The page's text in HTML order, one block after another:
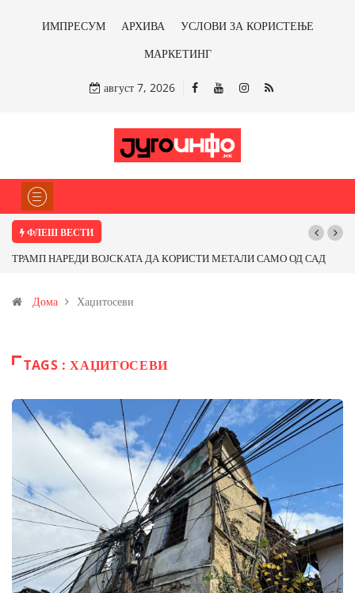
ИМПРЕСУМ АРХИВА
УСЛОВИ ЗА КОРИСТЕЊЕ
МАРКЕТИНГ
август 7, 2026
ФЛЕШ ВЕСТИ
ТРАМП НАРЕДИ ВОЈСКАТА ДА КОРИСТИ МЕТАЛИ САМО ОД САД
Иловица и со антимонот?
Дома Хаџитосеви
TAGS : ХАЏИТОСЕВИ